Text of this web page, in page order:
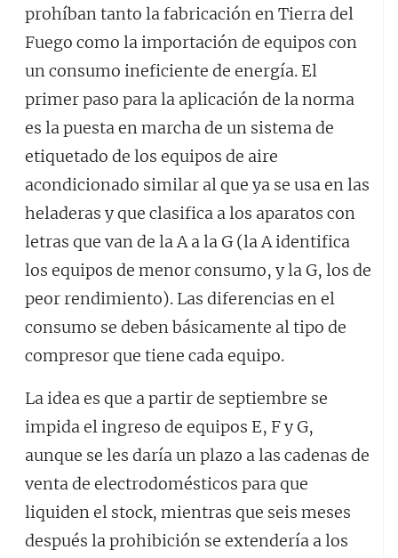
prohíban tanto la fabricación en Tierra del
Fuego como la importación de equipos con
un consumo ineficiente de energía. El
primer paso para la aplicación de la norma
es la puesta en marcha de un sistema de
etiquetado de los equipos de aire
acondicionado similar al que ya se usa en las
heladeras y que clasifica a los aparatos con
letras que van de la A a la G (la A identifica
los equipos de menor consumo, y la G, los de
peor rendimiento). Las diferencias en el
consumo se deben básicamente al tipo de
compresor que tiene cada equipo.
La idea es que a partir de septiembre se
impida el ingreso de equipos E, F y G,
aunque se les daría un plazo a las cadenas de
venta de electrodomésticos para que
liquiden el stock, mientras que seis meses
después la prohibición se extendería a los